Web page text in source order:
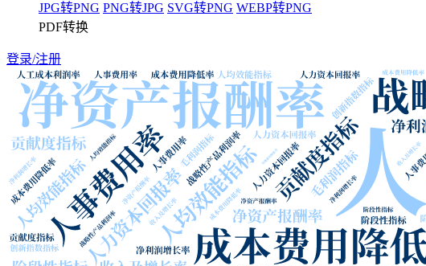
JPG转PNG PNG转JPG SVG转PNG WEBP转PNG
PDF转换
登录/注册